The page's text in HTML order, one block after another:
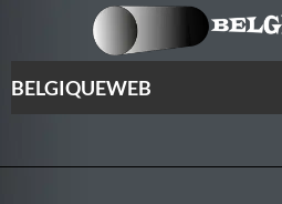
BELGIQUEWEB
CONTENU